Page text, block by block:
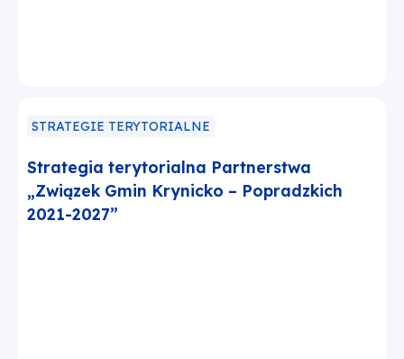
STRATEGIE TERYTORIALNE
Strategia terytorialna Partnerstwa
„Związek Gmin Krynicko – Popradzkich
2021-2027”